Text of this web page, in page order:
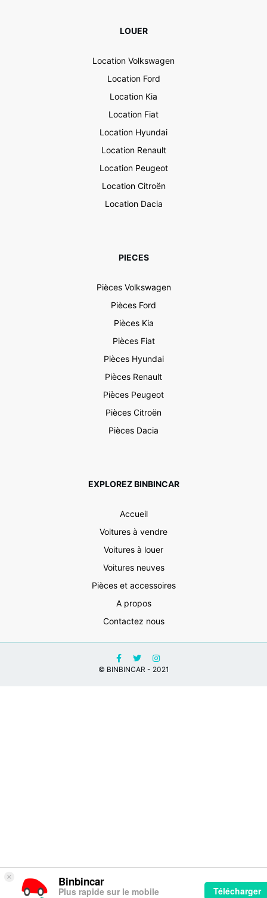
× Binbincar
Plus rapide sur le mobile
Télécharger
LOUER
Location Volkswagen
Location Ford
Location Kia
Location Fiat
Location Hyundai
Location Renault
Location Peugeot
Location Citroën
Location Dacia
PIECES
Pièces Volkswagen
Pièces Ford
Pièces Kia
Pièces Fiat
Pièces Hyundai
Pièces Renault
Pièces Peugeot
Pièces Citroën
Pièces Dacia
EXPLOREZ BINBINCAR
Accueil
Voitures à vendre
Voitures à louer
Voitures neuves
Pièces et accessoires
A propos
Contactez nous
© BINBINCAR - 2021